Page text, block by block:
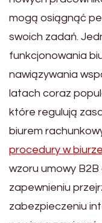
mogą osiągnąć
swoich zadań.
funkcjonowania
nawiązywania
latach coraz
które regulują
biurem
procedury w
wzoru umowy
zapewnieniu
zabezpieczeniu